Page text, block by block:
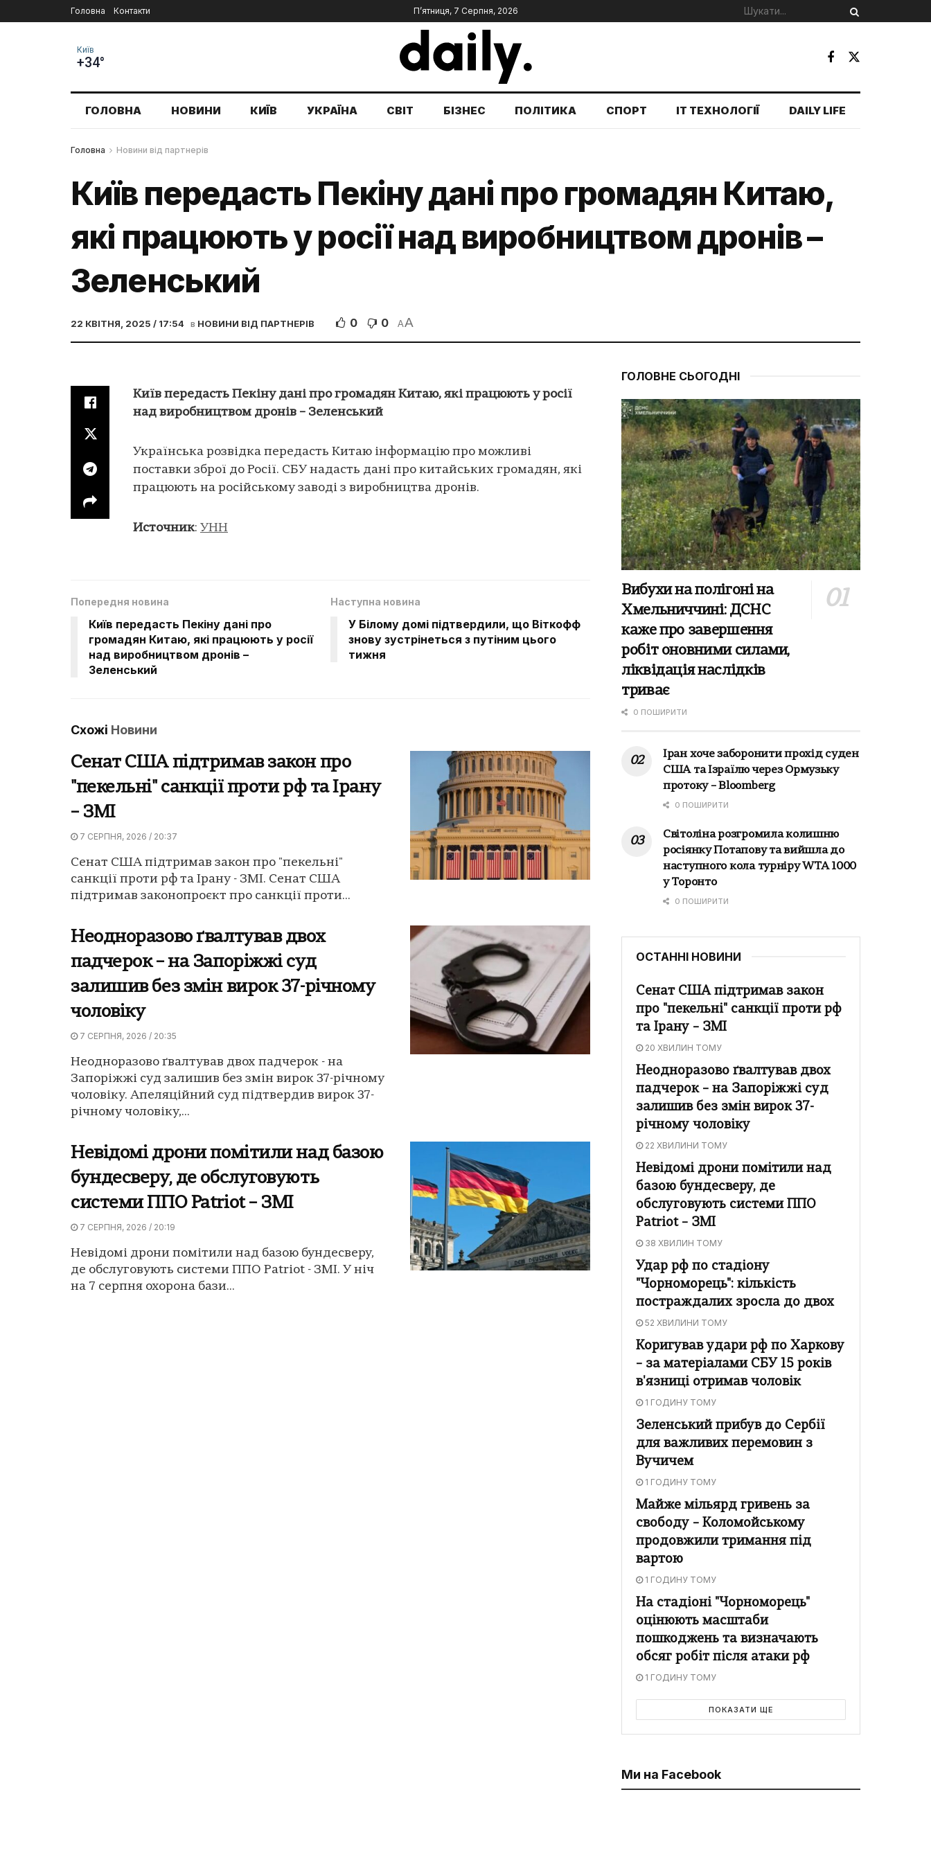
Головна Контакти П’ятниця, 7 Серпня, 2026
Київ
+34°
ГОЛОВНА НОВИНИ КИЇВ УКРАЇНА СВІТ БІЗНЕС ПОЛІТИКА СПОРТ IT ТЕХНОЛОГІЇ DAILY LIFE
Головна Новини від партнерів
Київ передасть Пекіну дані про громадян Китаю,
які працюють у росії над виробництвом дронів –
Зеленський
22 КВІТНЯ, 2025 / 17:54 в НОВИНИ ВІД ПАРТНЕРІВ 0 0 AA
Київ передасть Пекіну дані про громадян Китаю, які працюють у росії
над виробництвом дронів – Зеленський
Українська розвідка передасть Китаю інформацію про можливі
поставки зброї до Росії. СБУ надасть дані про китайських громадян, які
працюють на російському заводі з виробництва дронів.
Источник: УНН
Попередня новина
Київ передасть Пекіну дані про
громадян Китаю, які працюють у росії
над виробництвом дронів –
Зеленський
Наступна новина
У Білому домі підтвердили, що Віткофф
знову зустрінеться з путіним цього
тижня
Схожі Новини
Сенат США підтримав закон про
"пекельні" санкції проти рф та Ірану
– ЗМІ
7 СЕРПНЯ, 2026 / 20:37
Сенат США підтримав закон про "пекельні"
санкції проти рф та Ірану - ЗМІ. Сенат США
підтримав законопроєкт про санкції проти...
Неодноразово ґвалтував двох
падчерок – на Запоріжжі суд
залишив без змін вирок 37-річному
чоловіку
7 СЕРПНЯ, 2026 / 20:35
Неодноразово ґвалтував двох падчерок - на
Запоріжжі суд залишив без змін вирок 37-річному
чоловіку. Апеляційний суд підтвердив вирок 37-
річному чоловіку,...
Невідомі дрони помітили над базою
бундесверу, де обслуговують
системи ППО Patriot – ЗМІ
7 СЕРПНЯ, 2026 / 20:19
Невідомі дрони помітили над базою бундесверу,
де обслуговують системи ППО Patriot - ЗМІ. У ніч
на 7 серпня охорона бази...
ГОЛОВНЕ СЬОГОДНІ
Вибухи на полігоні на
Хмельниччині: ДСНС
каже про завершення
робіт оновними силами,
ліквідація наслідків
триває
0 ПОШИРИТИ
Іран хоче заборонити прохід суден
США та Ізраїлю через Ормузьку
протоку – Bloomberg
0 ПОШИРИТИ
Світоліна розгромила колишню
росіянку Потапову та вийшла до
наступного кола турніру WTA 1000
у Торонто
0 ПОШИРИТИ
ОСТАННІ НОВИНИ
Сенат США підтримав закон
про "пекельні" санкції проти рф
та Ірану – ЗМІ
20 ХВИЛИН ТОМУ
Неодноразово ґвалтував двох
падчерок – на Запоріжжі суд
залишив без змін вирок 37-
річному чоловіку
22 ХВИЛИНИ ТОМУ
Невідомі дрони помітили над
базою бундесверу, де
обслуговують системи ППО
Patriot – ЗМІ
38 ХВИЛИН ТОМУ
Удар рф по стадіону
"Чорноморець": кількість
постраждалих зросла до двох
52 ХВИЛИНИ ТОМУ
Коригував удари рф по Харкову
– за матеріалами СБУ 15 років
в'язниці отримав чоловік
1 ГОДИНУ ТОМУ
Зеленський прибув до Сербії
для важливих перемовин з
Вучичем
1 ГОДИНУ ТОМУ
Майже мільярд гривень за
свободу – Коломойському
продовжили тримання під
вартою
1 ГОДИНУ ТОМУ
На стадіоні "Чорноморець"
оцінюють масштаби
пошкоджень та визначають
обсяг робіт після атаки рф
1 ГОДИНУ ТОМУ
ПОКАЗАТИ ЩЕ
Ми на Facebook